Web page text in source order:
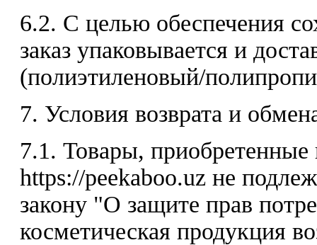
6.2. С целью обеспечения
заказ упаковывается и
(полиэтиленовый/
7. Условия возврата и
7.1. Товары, приобретенные
https://peekaboo.uz не
закону "О защите прав
косметическая продукция